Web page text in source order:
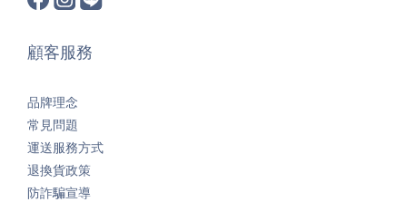
顧客服務
品牌理念
常見問題
運送服務方式
退換貨政策
防詐騙宣導